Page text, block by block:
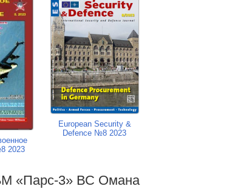
2023
European Security &
Defence №8 2023
«Парс-3» ВС Омана